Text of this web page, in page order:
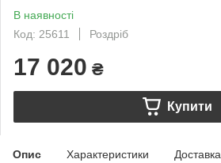
В наявності
Код: 25611
Роздріб
17 020 ₴
Купити
Опис Характеристики Доставка